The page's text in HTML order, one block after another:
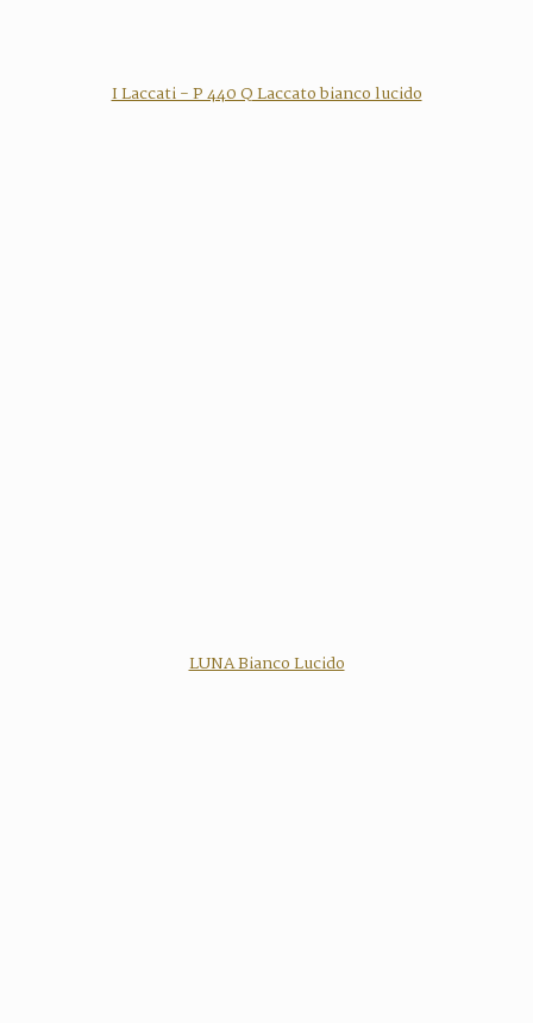
I Laccati - P 440 Q Laccato bianco lucido
LUNA Bianco Lucido